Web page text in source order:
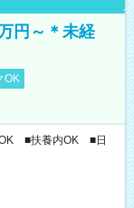
円～＊未経
OK
■扶養内OK ■日